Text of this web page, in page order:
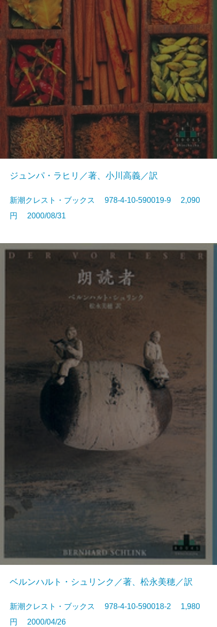
ジュンパ・ラヒリ／著、小川高義／訳
新潮クレスト・ブックス 978-4-10-590019-9 2,090
円 2000/08/31
ベルンハルト・シュリンク／著、松永美穂／訳
新潮クレスト・ブックス 978-4-10-590018-2 1,980
円 2000/04/26